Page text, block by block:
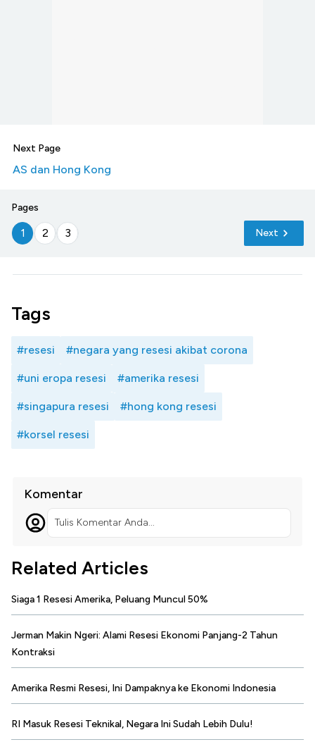
Next Page
AS dan Hong Kong
Pages
1 2 3 Next
Tags
#resesi #negara yang resesi akibat corona
#uni eropa resesi #amerika resesi
#singapura resesi #hong kong resesi
#korsel resesi
Komentar
Tulis Komentar Anda...
Related Articles
Siaga 1 Resesi Amerika, Peluang Muncul 50%
Jerman Makin Ngeri: Alami Resesi Ekonomi Panjang-2 Tahun
Kontraksi
Amerika Resmi Resesi, Ini Dampaknya ke Ekonomi Indonesia
RI Masuk Resesi Teknikal, Negara Ini Sudah Lebih Dulu!